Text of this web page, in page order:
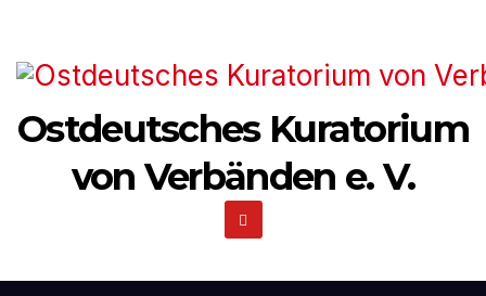
Ostdeutsches Kuratorium
von Verbänden e. V.